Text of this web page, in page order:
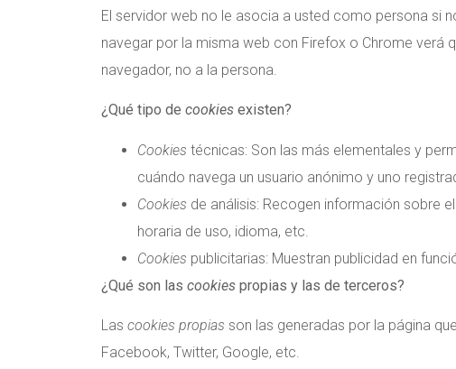
El servidor web no le asocia a usted como persona si
navegar por la misma web con Firefox o Chrome verá
navegador, no a la persona.
¿Qué tipo de cookies existen?
Cookies técnicas: Son las más elementales y
cuándo navega un usuario anónimo y uno
Cookies de análisis: Recogen información sobre
horaria de uso, idioma, etc.
Cookies publicitarias: Muestran publicidad en
¿Qué son las cookies propias y las de terceros?
Las cookies propias son las generadas por la página
Facebook, Twitter, Google, etc.